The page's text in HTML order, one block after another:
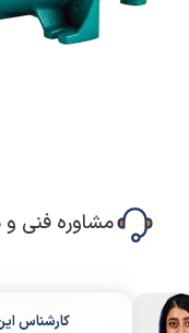
مشاوره فنی و
کارشناس